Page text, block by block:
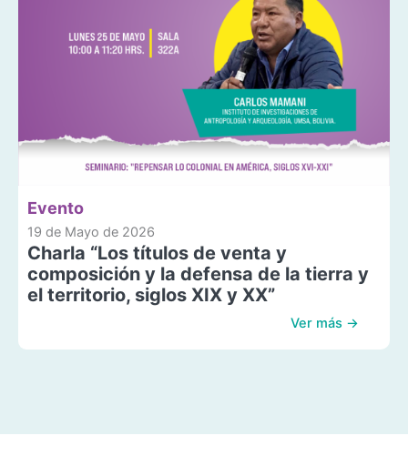
Evento
19 de Mayo de 2026
Charla “Los títulos de venta y
composición y la defensa de la tierra y
el territorio, siglos XIX y XX”
Ver más →